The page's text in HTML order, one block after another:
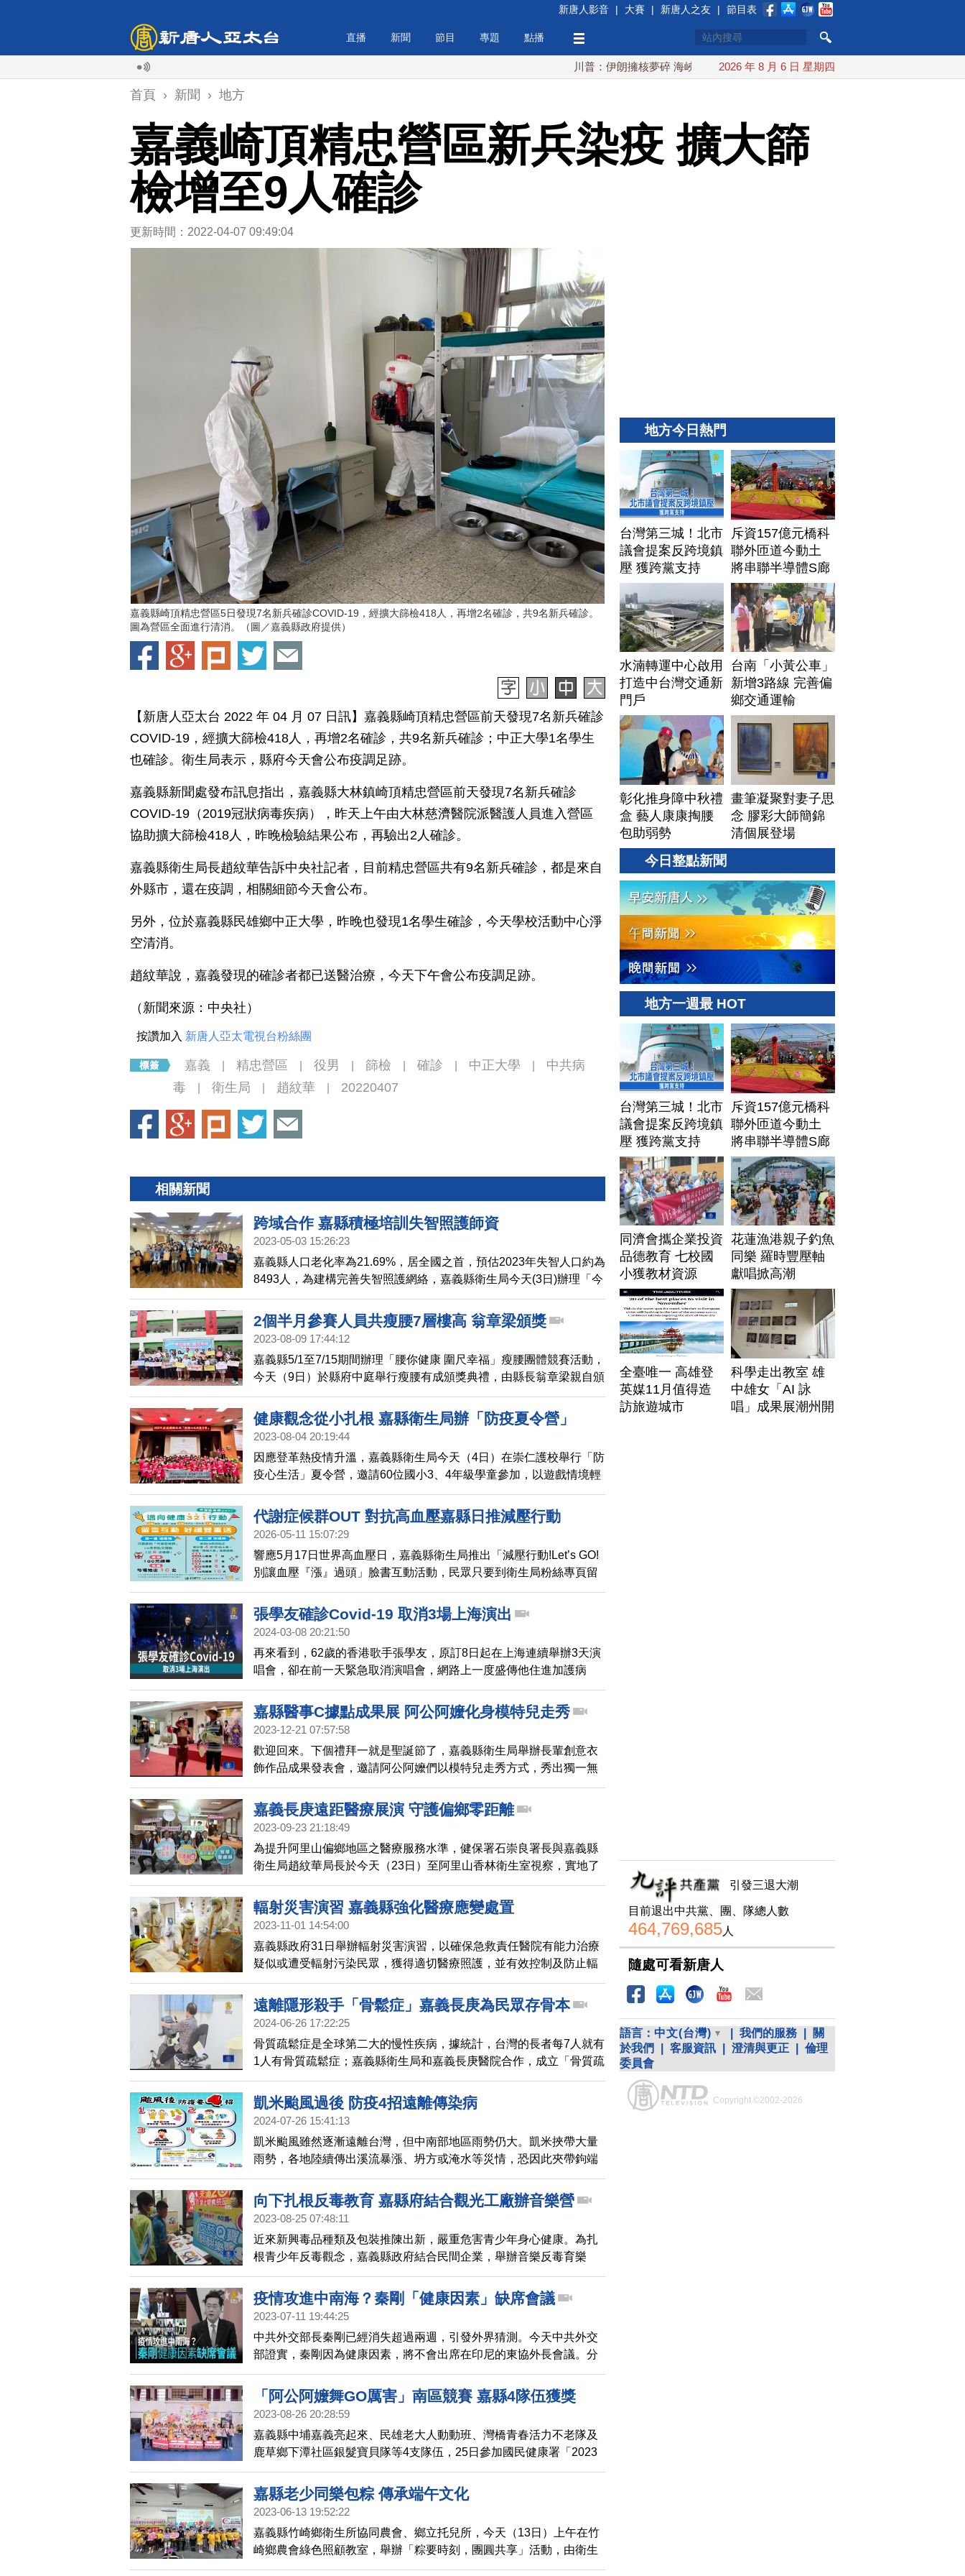
新唐人影音 | 大賽 | 新唐人之友 | 節目表
直播 新聞 節目 專題 點播
川普：伊朗擁核夢碎 海峽即將恢復通航 烏克蘭貨機旁驚現炸彈無人機 德國機場緊急拆
2026 年 8 月 6 日 星期四
首頁 › 新聞 › 地方
嘉義崎頂精忠營區新兵染疫 擴大篩
檢增至9人確診
更新時間：2022-04-07 09:49:04
嘉義縣崎頂精忠營區5日發現7名新兵確診COVID-19，經擴大篩檢418人，再增2名確診，共9名新兵確診。
圖為營區全面進行清消。（圖／嘉義縣政府提供）
【新唐人亞太台 2022 年 04 月 07 日訊】嘉義縣崎頂精忠營區前天發現7名新兵確診
COVID-19，經擴大篩檢418人，再增2名確診，共9名新兵確診；中正大學1名學生
也確診。衛生局表示，縣府今天會公布疫調足跡。
嘉義縣新聞處發布訊息指出，嘉義縣大林鎮崎頂精忠營區前天發現7名新兵確診
COVID-19（2019冠狀病毒疾病），昨天上午由大林慈濟醫院派醫護人員進入營區
協助擴大篩檢418人，昨晚檢驗結果公布，再驗出2人確診。
嘉義縣衛生局長趙紋華告訴中央社記者，目前精忠營區共有9名新兵確診，都是來自
外縣市，還在疫調，相關細節今天會公布。
另外，位於嘉義縣民雄鄉中正大學，昨晚也發現1名學生確診，今天學校活動中心淨
空清消。
趙紋華說，嘉義發現的確診者都已送醫治療，今天下午會公布疫調足跡。
（新聞來源：中央社）
按讚加入 新唐人亞太電視台粉絲團
嘉義 精忠營區 役男 篩檢 確診 中正大學
中共病
毒
衛生局 趙紋華 20220407
相關新聞
跨域合作 嘉縣積極培訓失智照護師資
2023-05-03 15:26:23
嘉義縣人口老化率為21.69%，居全國之首，預估2023年失智人口約為
8493人，為建構完善失智照護網絡，嘉義縣衛生局今天(3日)辦理「今
牌人生-認知牌卡」種子師資培訓，集結各鄉鎮衛生所及29個社區失智
據點的個管師共同參與，以有趣遊戲方式帶領，將全面導入各失智據
點。
2個半月參賽人員共瘦腰7層樓高 翁章梁頒獎
2023-08-09 17:44:12
嘉義縣5/1至7/15期間辦理「腰你健康 圍尺幸福」瘦腰團體競賽活動，
今天（9日）於縣府中庭舉行瘦腰有成頒獎典禮，由縣長翁章梁親自頒
獎給瘦腰有成的單位，縣府表示，活動分3組，吸引66支隊伍330人參
加，共有9隊勝出，其中以台灣化學纖維股份有限公司領軍的台化瘦身
隊腰瘦89.5公分居冠。
健康觀念從小扎根 嘉縣衛生局辦「防疫夏令營」
2023-08-04 20:19:44
因應登革熱疫情升溫，嘉義縣衛生局今天（4日）在崇仁護校舉行「防
疫心生活」夏令營，邀請60位國小3、4年級學童參加，以遊戲情境輕
鬆學習健康知識。
代謝症候群OUT 對抗高血壓嘉縣日推減壓行動
2026-05-11 15:07:29
響應5月17日世界高血壓日，嘉義縣衛生局推出「減壓行動!Let’s GO!
別讓血壓『漲』過頭」臉書互動活動，民眾只要到衛生局粉絲專頁留
言，分享一週平均步數，並上傳步數紀錄截圖，不只有機會抽中商品
禮券，還可挑戰自己的健康識能，一起邁向健康生活。
張學友確診Covid-19 取消3場上海演出
2024-03-08 20:21:50
再來看到，62歲的香港歌手張學友，原訂8日起在上海連續舉辦3天演
唱會，卻在前一天緊急取消演唱會，網路上一度盛傳他住進加護病
房。張學友今天親自證實，確診了Covid-19，他也向歌迷表達歉意，
他說目前腹瀉停止了，輕微發燒，輕微咳嗽，以及少許肌肉和筋骨痠
痛，目前正在家中自我隔離。希望下週能康復，在舞台和大家見面。
嘉縣醫事C據點成果展 阿公阿嬤化身模特兒走秀
2023-12-21 07:57:58
歡迎回來。下個禮拜一就是聖誕節了，嘉義縣衛生局舉辦長輩創意衣
飾作品成果發表會，邀請阿公阿嬤們以模特兒走秀方式，秀出獨一無
二的創意裝扮；縣長翁章梁也化身聖誕老公公登上伸展台，現場相當
熱鬧。
嘉義長庚遠距醫療展演 守護偏鄉零距離
2023-09-23 21:18:49
為提升阿里山偏鄉地區之醫療服務水準，健保署石崇良署長與嘉義縣
衛生局趙紋華局長於今天（23日）至阿里山香林衛生室視察，實地了
解嘉義長庚醫院於偏鄉提供緊急醫療服務及導入遠距醫療的成果展
演。
輻射災害演習 嘉義縣強化醫療應變處置
2023-11-01 14:54:00
嘉義縣政府31日舉辦輻射災害演習，以確保急救責任醫院有能力治療
疑似或遭受輻射污染民眾，獲得適切醫療照護，並有效控制及防止輻
射污染擴散至院內，保全醫院維持原有醫療照護，營造安全就醫環
境。
遠離隱形殺手「骨鬆症」嘉義長庚為民眾存骨本
2024-06-26 17:22:25
骨質疏鬆症是全球第二大的慢性疾病，據統計，台灣的長者每7人就有
1人有骨質疏鬆症；嘉義縣衛生局和嘉義長庚醫院合作，成立「骨質疏
鬆篩檢計劃」，提供全面性的骨質疏鬆預防篩檢服務，守護社區民眾
存骨本、抗骨鬆。
凱米颱風過後 防疫4招遠離傳染病
2024-07-26 15:41:13
凱米颱風雖然逐漸遠離台灣，但中南部地區雨勢仍大。凱米挾帶大量
雨勢，各地陸續傳出溪流暴漲、坍方或淹水等災情，恐因此夾帶鉤端
螺旋體病、類鼻疽等致病原，嘉義縣衛生局呼籲落實「災後防疫4
招」，預防傳染病上身。
向下扎根反毒教育 嘉縣府結合觀光工廠辦音樂營
2023-08-25 07:48:11
近來新興毒品種類及包裝推陳出新，嚴重危害青少年身心健康。為扎
根青少年反毒觀念，嘉義縣政府結合民間企業，舉辦音樂反毒育樂
營，吸引120名國中小學童報名參加。
疫情攻進中南海？秦剛「健康因素」缺席會議
2023-07-11 19:44:25
中共外交部長秦剛已經消失超過兩週，引發外界猜測。今天中共外交
部證實，秦剛因為健康因素，將不會出席在印尼的東協外長會議。分
析認為，這可能意味著疫情已經攻進了中共最高權力中心中南海。
「阿公阿嬤舞GO厲害」南區競賽 嘉縣4隊伍獲獎
2023-08-26 20:28:59
嘉義縣中埔嘉義亮起來、民雄老大人動動班、灣橋青春活力不老隊及
鹿草鄉下潭社區銀髮寶貝隊等4支隊伍，25日參加國民健康署「2023
阿公阿嬤舞GO厲害」南區分區競賽，舞力全開精彩表現，喜獲兩座最
佳團隊獎及最佳精神活力獎、最佳創意獎等4獎項，充滿活力與生命力
的勇氣，精彩萬分。
嘉縣老少同樂包粽 傳承端午文化
2023-06-13 19:52:22
嘉義縣竹崎鄉衛生所協同農會、鄉立托兒所，今天（13日）上午在竹
崎鄉農會綠色照顧教室，舉辦「粽要時刻，團圓共享」活動，由衛生
所醫事C據點、綠色照顧站的長者及托兒所幼兒們一起包粽子，享受
地方今日熱門
台灣第三城！北市
議會提案反跨境鎮
壓 獲跨黨支持
斥資157億元橋科
聯外匝道今動土
將串聯半導體S廊
帶
水湳轉運中心啟用
打造中台灣交通新
門戶
台南「小黃公車」
新增3路線 完善偏
鄉交通運輸
彰化推身障中秋禮
盒 藝人康康掏腰
包助弱勢
畫筆凝聚對妻子思
念 膠彩大師簡錦
清個展登場
今日整點新聞
地方一週最 HOT
台灣第三城！北市
議會提案反跨境鎮
壓 獲跨黨支持
斥資157億元橋科
聯外匝道今動土
將串聯半導體S廊
帶
同濟會攜企業投資
品德教育 七校國
小獲教材資源
花蓮漁港親子釣魚
同樂 羅時豐壓軸
獻唱掀高潮
全臺唯一 高雄登
英媒11月值得造
訪旅遊城市
科學走出教室 雄
中雄女「AI 詠
唱」成果展潮州開
引發三退大潮
目前退出中共黨、團、隊總人數
464,769,685人
隨處可看新唐人
語言： 中文(台灣) 我們的服務
關
於我們
客服資訊 澄清與更正
倫理
委員會
Copyright ©2002-2026